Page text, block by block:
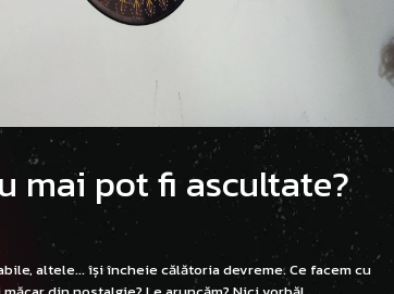
mai pot fi ascultate?
altele... își încheie călătoria devreme. Ce facem cu